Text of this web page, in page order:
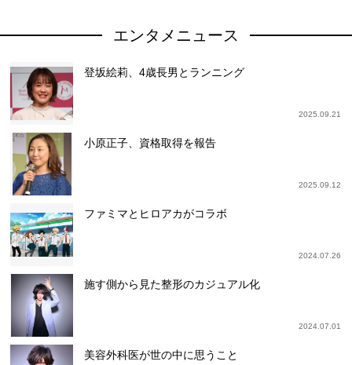
エンタメニュース
登坂絵莉、4歳長男とランニング
2025.09.21
小原正子、資格取得を報告
2025.09.12
ファミマとヒロアカがコラボ
2024.07.26
施す側から見た整形のカジュアル化
2024.07.01
美容外科医が世の中に思うこと